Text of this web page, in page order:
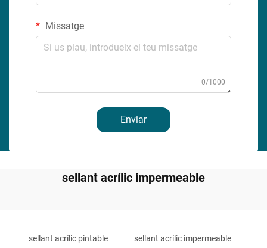
Missatge
0/1000
Enviar
sellant acrílic impermeable
sellant acrílic pintable sellant acrílic impermeable